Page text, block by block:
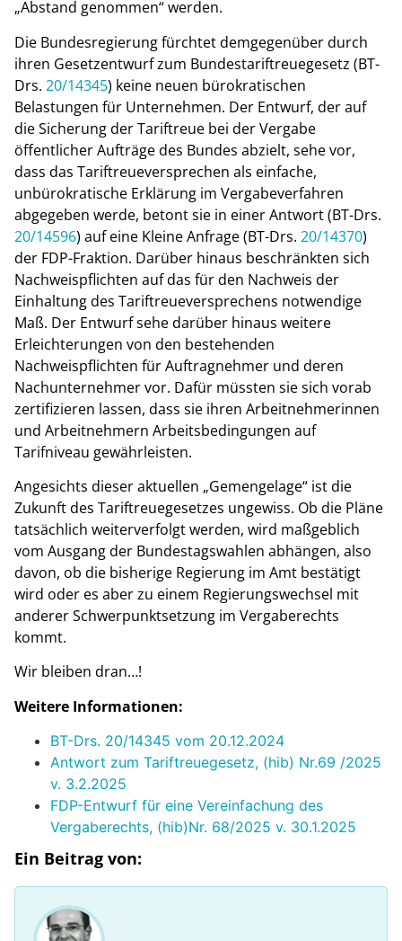
„Abstand genommen“ werden.
Die Bundesregierung fürchtet demgegenüber durch
ihren Gesetzentwurf zum Bundestariftreuegesetz (BT-
Drs. 20/14345) keine neuen bürokratischen
Belastungen für Unternehmen. Der Entwurf, der auf
die Sicherung der Tariftreue bei der Vergabe
öffentlicher Aufträge des Bundes abzielt, sehe vor,
dass das Tariftreueversprechen als einfache,
unbürokratische Erklärung im Vergabeverfahren
abgegeben werde, betont sie in einer Antwort (BT-Drs.
20/14596) auf eine Kleine Anfrage (BT-Drs. 20/14370)
der FDP-Fraktion. Darüber hinaus beschränkten sich
Nachweispflichten auf das für den Nachweis der
Einhaltung des Tariftreueversprechens notwendige
Maß. Der Entwurf sehe darüber hinaus weitere
Erleichterungen von den bestehenden
Nachweispflichten für Auftragnehmer und deren
Nachunternehmer vor. Dafür müssten sie sich vorab
zertifizieren lassen, dass sie ihren Arbeitnehmerinnen
und Arbeitnehmern Arbeitsbedingungen auf
Tarifniveau gewährleisten.
Angesichts dieser aktuellen „Gemengelage“ ist die
Zukunft des Tariftreuegesetzes ungewiss. Ob die Pläne
tatsächlich weiterverfolgt werden, wird maßgeblich
vom Ausgang der Bundestagswahlen abhängen, also
davon, ob die bisherige Regierung im Amt bestätigt
wird oder es aber zu einem Regierungswechsel mit
anderer Schwerpunktsetzung im Vergaberechts
kommt.
Wir bleiben dran…!
Weitere Informationen:
BT-Drs. 20/14345 vom 20.12.2024
Antwort zum Tariftreuegesetz, (hib) Nr.69 /2025
v. 3.2.2025
FDP-Entwurf für eine Vereinfachung des
Vergaberechts, (hib)Nr. 68/2025 v. 30.1.2025
Ein Beitrag von: